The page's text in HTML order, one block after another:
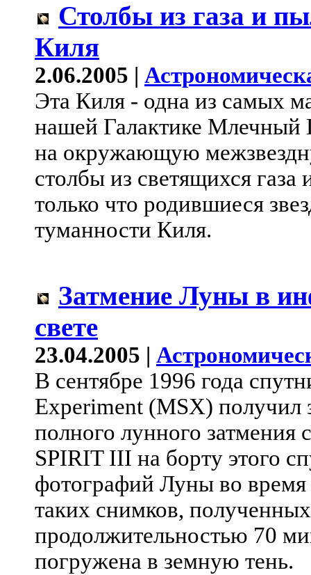
Столбы из газа и
Киля
2.06.2005 |
Эта Киля - одна из самых
нашей Галактике Млечный
на окружающую
столбы из светящихся
только что родившиеся
туманности Киля.
Затмение Луны в
свете
23.04.2005 |
В сентябре 1996 года
Experiment (MSX) получил
полного лунного
SPIRIT III на борту этого
фотографий Луны во
таких снимков,
продолжительностью 70
погружена в земную тень.